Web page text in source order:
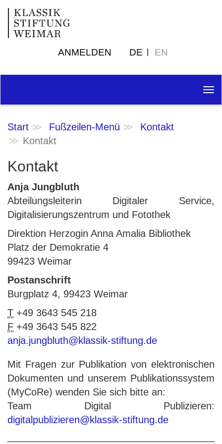
ANMELDEN DE EN
Start Fußzeilen-Menü
Kontakt
Kontakt
Kontakt
Anja Jungbluth
Abteilungsleiterin Digitaler Service,
Digitalisierungszentrum und Fotothek
Direktion Herzogin Anna Amalia Bibliothek
Platz der Demokratie 4
99423 Weimar
Postanschrift
Burgplatz 4, 99423 Weimar
T +49 3643 545 218
F +49 3643 545 822
anja.jungbluth@klassik-stiftung.de
Mit Fragen zur Publikation von elektronischen
Dokumenten und unserem Publikationssystem
(MyCoRe) wenden Sie sich bitte an:
Team Digital Publizieren:
digitalpublizieren@klassik-stiftung.de